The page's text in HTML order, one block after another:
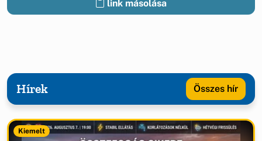
link másolása
Hírek Összes hír
Kiemelt